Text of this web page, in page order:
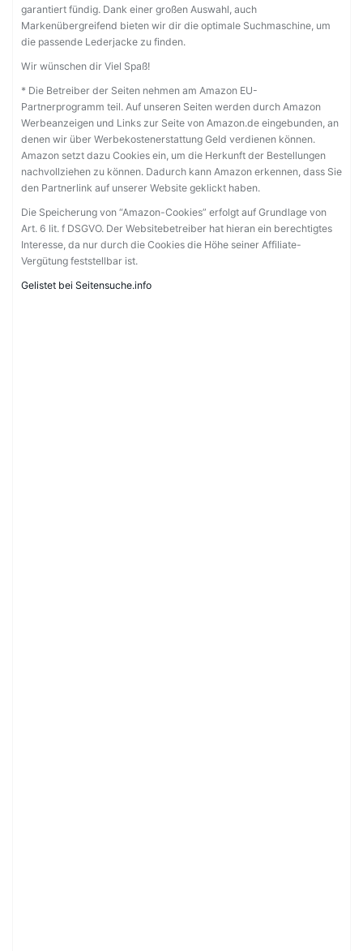
garantiert fündig. Dank einer großen Auswahl, auch
Markenübergreifend bieten wir dir die optimale Suchmaschine, um
die passende Lederjacke zu finden.
Wir wünschen dir Viel Spaß!
* Die Betreiber der Seiten nehmen am Amazon EU-
Partnerprogramm teil. Auf unseren Seiten werden durch Amazon
Werbeanzeigen und Links zur Seite von Amazon.de eingebunden, an
denen wir über Werbekostenerstattung Geld verdienen können.
Amazon setzt dazu Cookies ein, um die Herkunft der Bestellungen
nachvollziehen zu können. Dadurch kann Amazon erkennen, dass Sie
den Partnerlink auf unserer Website geklickt haben.
Die Speicherung von “Amazon-Cookies” erfolgt auf Grundlage von
Art. 6 lit. f DSGVO. Der Websitebetreiber hat hieran ein berechtigtes
Interesse, da nur durch die Cookies die Höhe seiner Affiliate-
Vergütung feststellbar ist.
Gelistet bei Seitensuche.info